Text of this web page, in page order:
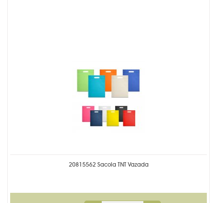
20815562 Sacola TNT Vazada